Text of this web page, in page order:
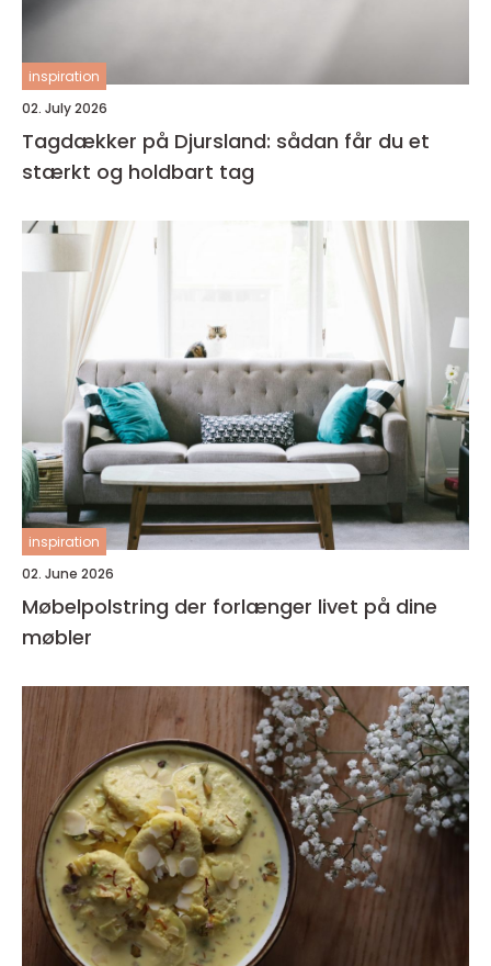
inspiration
02. July 2026
Tagdækker på Djursland: sådan får du et
stærkt og holdbart tag
inspiration
02. June 2026
Møbelpolstring der forlænger livet på dine
møbler